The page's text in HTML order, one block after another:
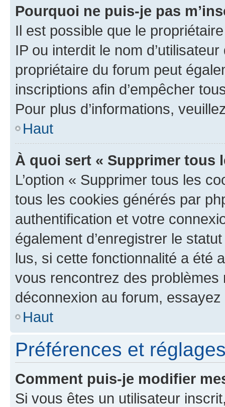
Pourquoi ne puis-je pas
Il est possible que le
IP ou interdit le nom
propriétaire du forum peut
inscriptions afin d’empêcher
Pour plus d’informations,
Haut
À quoi sert « Supprimer tous
L’option « Supprimer tous les
tous les cookies générés par
authentification et votre
également d’enregistrer le
lus, si cette fonctionnalité a été
vous rencontrez des
déconnexion au forum,
Haut
Préférences et
Comment puis-je modifier
Si vous êtes un utilisateur